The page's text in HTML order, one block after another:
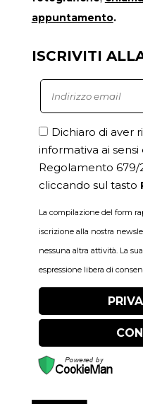
appuntamento.
ISCRIVITI
Dichiaro di aver
informativa ai sensi
Regolamento 679/
cliccando sul tasto
La compilazione del form
iscrizione alla nostra
nessuna altra attività. La
espressione libera di